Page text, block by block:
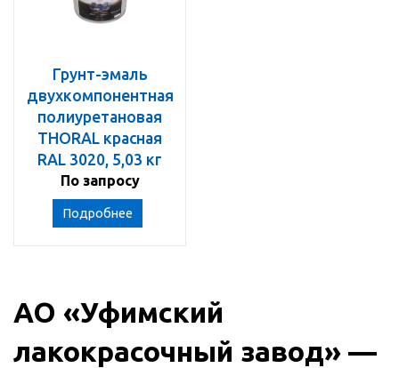
Грунт-эмаль
двухкомпонентная
полиуретановая
THORAL красная
RAL 3020, 5,03 кг
По запросу
Подробнее
АО «Уфимский
лакокрасочный завод» —